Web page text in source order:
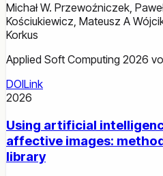
Michał W. Przewoźniczek,
Kościukiewicz, Mateusz A
Korkus
Applied Soft Computing 2026
DOILink
2026
Using artificial
affective images:
library